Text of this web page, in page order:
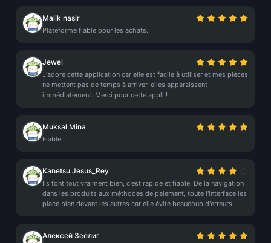
Malik nasir
Plateforme fiable pour les achats.
Jewel
J'adore cette application car elle est facile à utiliser et mes pièces
ne mettent pas de temps à arriver, elles apparaissent
immédiatement. Merci pour cette appli !
Muksal Mina
Fiable.
Kanetsu Jesus_Rey
Ils font tout vraiment bien, c'est rapide et fiable. De la navigation
dans les produits aux méthodes de paiement, toute l'interface les
place bien devant les autres car elle évite beaucoup d'erreurs.
Алексей Зеелиг